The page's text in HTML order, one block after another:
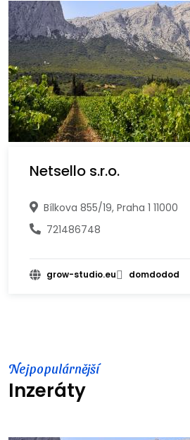
Netsello s.r.o.
Bílkova 855/19, Praha 1 11000
721486748
grow-studio.eu domdodod
Nejpopulárnější
Inzeráty